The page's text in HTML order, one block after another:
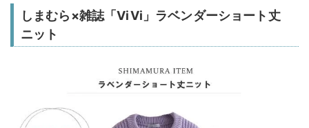
しまむら×雑誌「ViVi」ラベンダーショート丈
ニット